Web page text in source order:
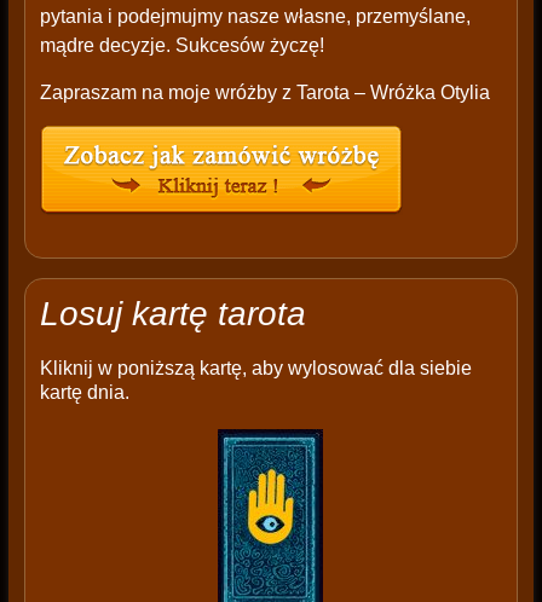
pytania i podejmujmy nasze własne, przemyślane,
mądre decyzje. Sukcesów życzę!
Zapraszam na moje wróżby z Tarota – Wróżka Otylia
Losuj kartę tarota
Kliknij w poniższą kartę, aby wylosować dla siebie
kartę dnia.